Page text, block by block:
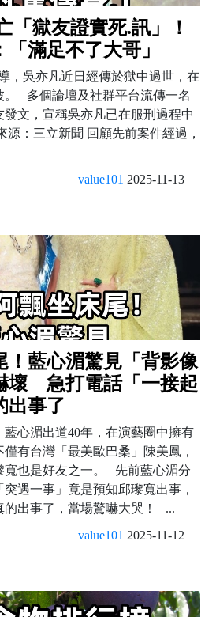
「獄友證實死.訊」！
滿足不了大哥」
，吳亦凡近日經傳於獄中過世，在
。 多個論壇及社群平台流傳一名
發文，宣稱吳亦凡已在服刑過程中
：三立新聞 回顧先前案件經過，
value101 2025-11-13
！藍心湄驚見「背影像
壞 急打電話「一接起
出事了
藍心湄出道40年，在演藝圈中擁有
有台灣「最美歐巴桑」陳美鳳，
寬也是好友之一。 先前藍心湄分
遇一事」竟是預知邱瓈寬出事，
的出事了，當場驚嚇大哭！ ...
value101 2025-11-12